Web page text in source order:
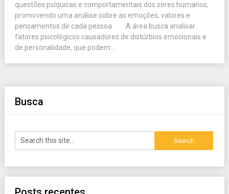
questões psíquicas e comportamentais dos seres humanos,
promovendo uma análise sobre as emoções, valores e
pensamentos de cada pessoa. A área busca analisar
fatores psicológicos causadores de distúrbios emocionais e
de personalidade, que podem...
Busca